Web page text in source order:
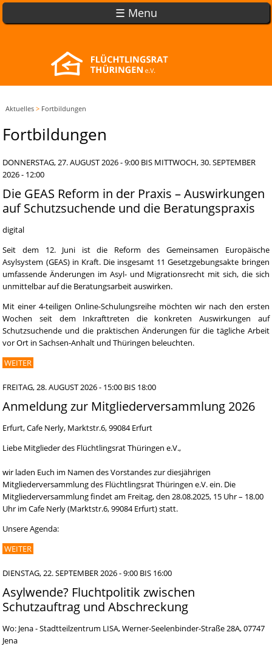
☰ Menu
Aktuelles > Fortbildungen
Fortbildungen
DONNERSTAG, 27. AUGUST 2026 - 9:00 BIS MITTWOCH, 30. SEPTEMBER
2026 - 12:00
Die GEAS Reform in der Praxis – Auswirkungen
auf Schutzsuchende und die Beratungspraxis
digital
Seit dem 12. Juni ist die Reform des Gemeinsamen Europäische
Asylsystem (GEAS) in Kraft. Die insgesamt 11 Gesetzgebungsakte bringen
umfassende Änderungen im Asyl- und Migrationsrecht mit sich, die sich
unmittelbar auf die Beratungsarbeit auswirken.
Mit einer 4-teiligen Online-Schulungsreihe möchten wir nach den ersten
Wochen seit dem Inkrafttreten die konkreten Auswirkungen auf
Schutzsuchende und die praktischen Änderungen für die tägliche Arbeit
vor Ort in Sachsen-Anhalt und Thüringen beleuchten.
WEITER
FREITAG, 28. AUGUST 2026 - 15:00 BIS 18:00
Anmeldung zur Mitgliederversammlung 2026
Erfurt, Cafe Nerly, Marktstr.6, 99084 Erfurt
Liebe Mitglieder des Flüchtlingsrat Thüringen e.V.,
wir laden Euch im Namen des Vorstandes zur diesjährigen
Mitgliederversammlung des Flüchtlingsrat Thüringen e.V. ein. Die
Mitgliederversammlung findet am Freitag, den 28.08.2025, 15 Uhr – 18.00
Uhr im Cafe Nerly (Marktstr.6, 99084 Erfurt) statt.
Unsere Agenda:
WEITER
DIENSTAG, 22. SEPTEMBER 2026 -9:00 BIS 16:00
Asylwende? Fluchtpolitik zwischen
Schutzauftrag und Abschreckung
Wo: Jena - Stadtteilzentrum LISA, Werner-Seelenbinder-Straße 28A, 07747
Jena